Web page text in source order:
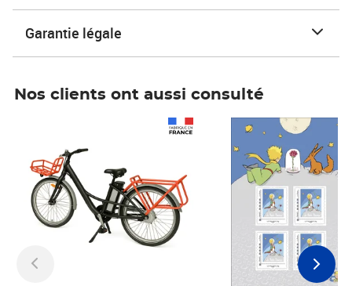
Garantie légale
Nos clients ont aussi consulté
Prix 7,50€